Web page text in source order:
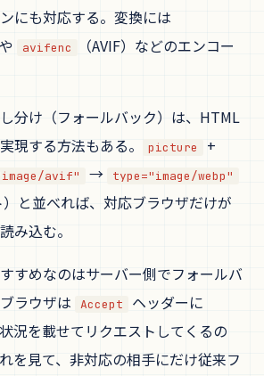
にも対応する。変換には
avifenc
（AVIF）などのエンコー
分け（フォールバック）は、HTML
現する方法もある。
picture +
avif" → type="image/webp"
と並べれば、対応ブラウザだけが
み込む。
すめなのはサーバー側でフォールバ
ラウザは
Accept
ヘッダーに
況を載せてリクエストしてくるの
を見て、非対応の相手にだけ従来フ